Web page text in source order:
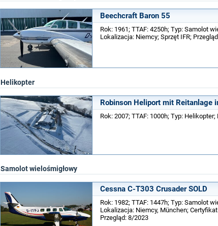
Beechcraft Baron 55
Rok: 1961; TTAF: 4250h; Typ: Samolot
Lokalizacja: Niemcy; Sprzęt IFR;
Helikopter
Robinson Heliport mit Reitanlage
Rok: 2007; TTAF: 1000h; Typ:
Samolot wielośmigłowy
Cessna C-T303 Crusader SOLD
Rok: 1982; TTAF: 1447h; Typ: Samolot
Lokalizacja: Niemcy, München;
Przegląd: 8/2023